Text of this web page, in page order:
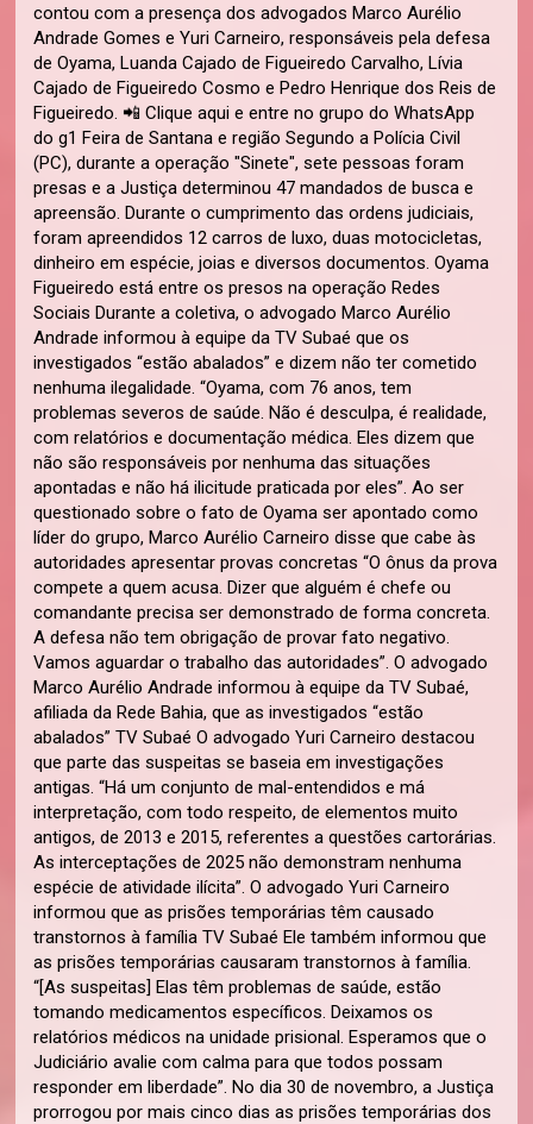
contou com a presença dos advogados Marco Aurélio
Andrade Gomes e Yuri Carneiro, responsáveis pela defesa
de Oyama, Luanda Cajado de Figueiredo Carvalho, Lívia
Cajado de Figueiredo Cosmo e Pedro Henrique dos Reis de
Figueiredo. 📲 Clique aqui e entre no grupo do WhatsApp
do g1 Feira de Santana e região Segundo a Polícia Civil
(PC), durante a operação "Sinete", sete pessoas foram
presas e a Justiça determinou 47 mandados de busca e
apreensão. Durante o cumprimento das ordens judiciais,
foram apreendidos 12 carros de luxo, duas motocicletas,
dinheiro em espécie, joias e diversos documentos. Oyama
Figueiredo está entre os presos na operação Redes
Sociais Durante a coletiva, o advogado Marco Aurélio
Andrade informou à equipe da TV Subaé que os
investigados “estão abalados” e dizem não ter cometido
nenhuma ilegalidade. “Oyama, com 76 anos, tem
problemas severos de saúde. Não é desculpa, é realidade,
com relatórios e documentação médica. Eles dizem que
não são responsáveis por nenhuma das situações
apontadas e não há ilicitude praticada por eles”. Ao ser
questionado sobre o fato de Oyama ser apontado como
líder do grupo, Marco Aurélio Carneiro disse que cabe às
autoridades apresentar provas concretas “O ônus da prova
compete a quem acusa. Dizer que alguém é chefe ou
comandante precisa ser demonstrado de forma concreta.
A defesa não tem obrigação de provar fato negativo.
Vamos aguardar o trabalho das autoridades”. O advogado
Marco Aurélio Andrade informou à equipe da TV Subaé,
afiliada da Rede Bahia, que as investigados “estão
abalados” TV Subaé O advogado Yuri Carneiro destacou
que parte das suspeitas se baseia em investigações
antigas. “Há um conjunto de mal-entendidos e má
interpretação, com todo respeito, de elementos muito
antigos, de 2013 e 2015, referentes a questões cartorárias.
As interceptações de 2025 não demonstram nenhuma
espécie de atividade ilícita”. O advogado Yuri Carneiro
informou que as prisões temporárias têm causado
transtornos à família TV Subaé Ele também informou que
as prisões temporárias causaram transtornos à família.
“[As suspeitas] Elas têm problemas de saúde, estão
tomando medicamentos específicos. Deixamos os
relatórios médicos na unidade prisional. Esperamos que o
Judiciário avalie com calma para que todos possam
responder em liberdade”. No dia 30 de novembro, a Justiça
prorrogou por mais cinco dias as prisões temporárias dos